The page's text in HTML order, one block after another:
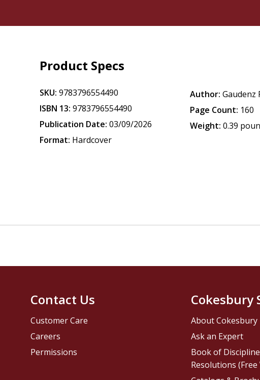
Product Specs
SKU: 9783796554490
ISBN 13: 9783796554490
Publication Date: 03/09/2026
Format: Hardcover
Author: Gaudenz
Page Count: 160
Weight: 0.39
Contact Us
Customer Care
Careers
Permissions
Cokesbury
About Cokesbury
Ask an Expert
Book of
Resolutions